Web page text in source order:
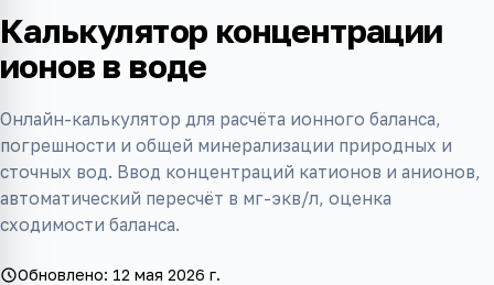
Калькулятор концентрации
ионов в воде
Онлайн-калькулятор для расчёта ионного баланса,
погрешности и общей минерализации природных и
сточных вод. Ввод концентраций катионов и анионов,
автоматический пересчёт в мг-экв/л, оценка
сходимости баланса.
Обновлено: 12 мая 2026 г.